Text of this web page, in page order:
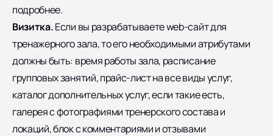
подробнее.
Визитка.Если вы разрабатываете web-сайт для
тренажерного зала, то его необходимыми атрибутами
должны быть: время работы зала, расписание
групповых занятий, прайс-лист на все виды услуг,
каталог дополнительных услуг, если такие есть,
галерея с фотографиями тренерского состава и
локаций, блок с комментариями и отзывами